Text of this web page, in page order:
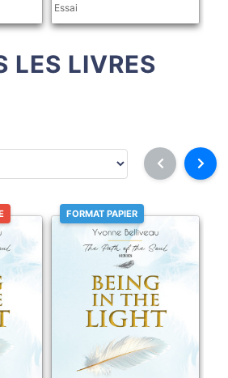
Essai
LES LIVRES
FORMAT PAPIER